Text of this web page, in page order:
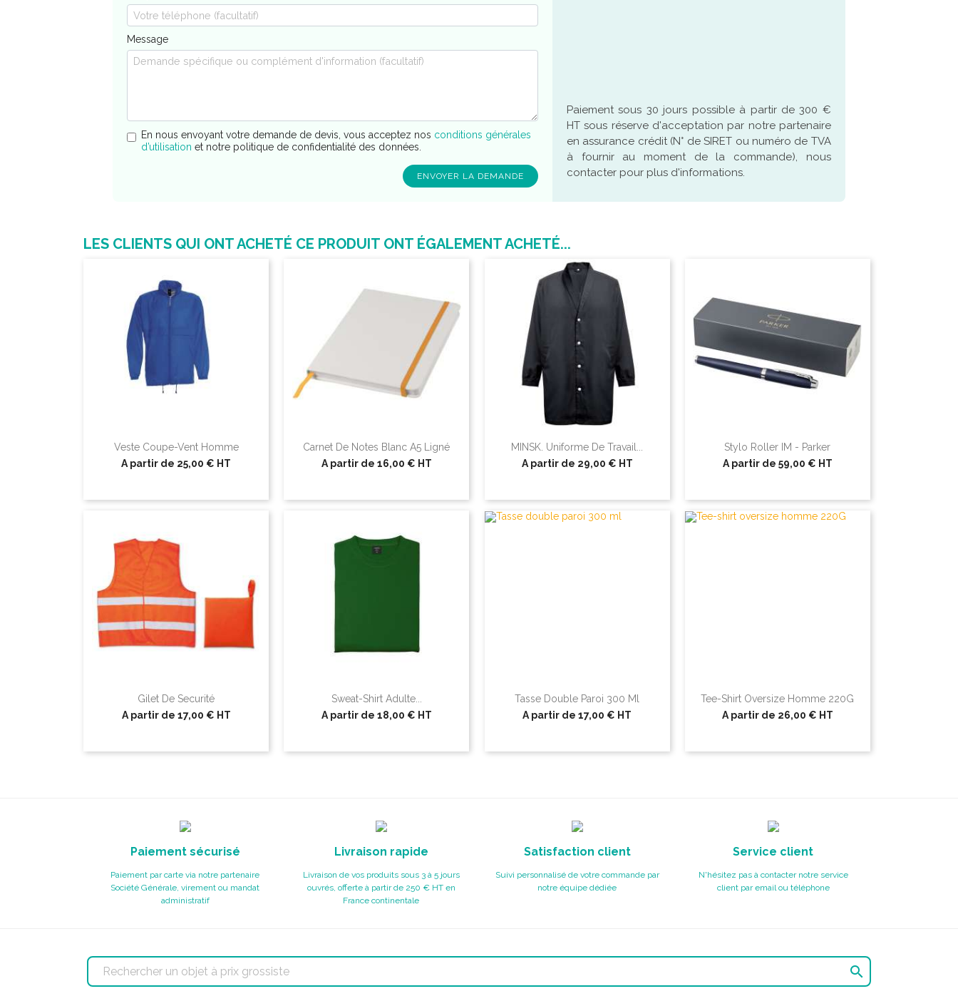
Message
En nous envoyant votre demande de devis, vous acceptez nos conditions générales
d’utilisation et notre politique de confidentialité des données.
Paiement sous 30 jours possible à partir de 300 €
HT sous réserve d'acceptation par notre partenaire
en assurance crédit (N° de SIRET ou numéro de TVA
à fournir au moment de la commande), nous
contacter pour plus d'informations.
LES CLIENTS QUI ONT ACHETÉ CE PRODUIT ONT ÉGALEMENT ACHETÉ...
Veste Coupe-Vent Homme
A partir de 25,00 € HT
Carnet De Notes Blanc A5 Ligné
A partir de 16,00 € HT
MINSK. Uniforme De Travail...
A partir de 29,00 € HT
Stylo Roller IM - Parker
A partir de 59,00 € HT
Gilet De Securité
A partir de 17,00 € HT
Sweat-Shirt Adulte...
A partir de 18,00 € HT
Tasse Double Paroi 300 Ml
A partir de 17,00 € HT
Tee-Shirt Oversize Homme 220G
A partir de 26,00 € HT
Paiement sécurisé
Paiement par carte via notre partenaire
Société Générale, virement ou mandat
administratif
Livraison rapide
Livraison de vos produits sous 3 à 5 jours
ouvrés, offerte à partir de 250 € HT en
France continentale
Satisfaction client
Suivi personnalisé de votre commande par
notre équipe dédiée
Service client
N'hésitez pas à contacter notre service
client par email ou téléphone
